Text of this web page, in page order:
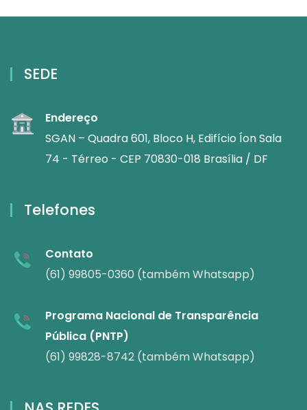
SEDE
Endereço
SGAN – Quadra 601, Bloco H, Edifício Íon Sala
74 - Térreo - CEP 70830-018 Brasília / DF
Telefones
Contato
(61) 99805-0360 (também Whatsapp)
Programa Nacional de Transparência
Pública (PNTP)
(61) 99828-8742 (também Whatsapp)